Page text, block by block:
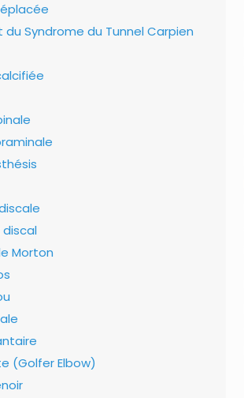
Syndrome du Tunnel Carpien
Morton
(Golfer Elbow)